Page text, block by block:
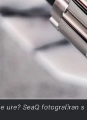
ure? SeaQ fotografiran